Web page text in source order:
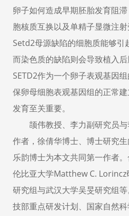
卵子如何造成早期胚胎发育阻
胞核质互换以及单精子显微注
Setd2母源缺陷的细胞质能够引
而染色质的缺陷则会导致植入
SETD2作为一个卵子表观基因
保卵母细胞表观基因组的正常
发育至关重要。
颉伟教授、李力副研究员与
作者，徐倩华博士、博士研究
乐韵博士为本文共同第一作者
伦比亚大学Matthew C.
研究组与武汉大学吴旻研究组
技部重点研发计划、国家自然